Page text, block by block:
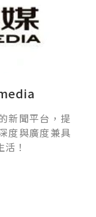
新聞平台，提
度與廣度兼具
！